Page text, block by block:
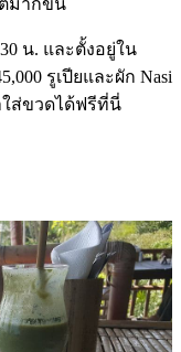
ติมากขึ้น
น. และตั้งอยู่ใน
รูเปียและผัก Nasi
ใส่ขวดได้ฟรีที่นี่